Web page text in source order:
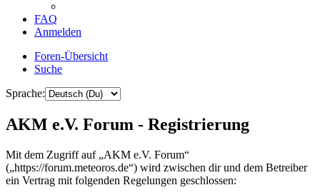
FAQ
Anmelden
Foren-Übersicht
Suche
Sprache:
AKM e.V. Forum - Registrierung
Mit dem Zugriff auf „AKM e.V. Forum“
(„https://forum.meteoros.de“) wird zwischen dir und dem Betreiber
ein Vertrag mit folgenden Regelungen geschlossen: